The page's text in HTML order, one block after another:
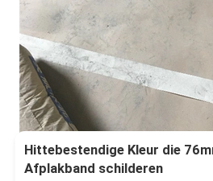
Hittebestendige Kleur die
Afplakband schilderen